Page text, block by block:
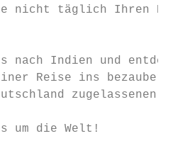
nicht täglich Ihren
nach Indien und
Reise ins
um die Welt!